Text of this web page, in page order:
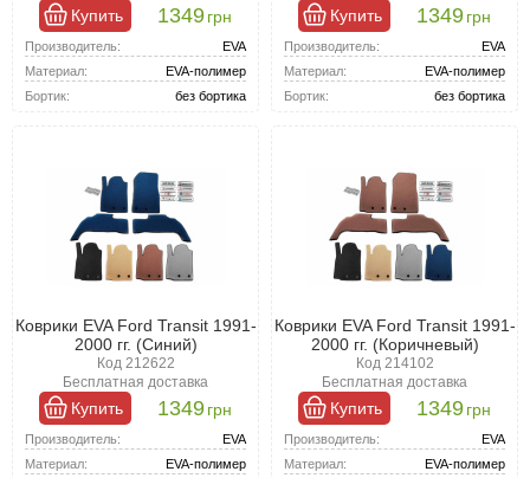
Купить 1349грн
Производитель:
EVA
Материал:
EVA-полимер
Бортик:
без бортика
Купить 1349грн
Производитель:
EVA
Материал:
EVA-полимер
Бортик:
без бортика
Коврики EVA Ford Transit 1991-
2000 гг. (Синий)
Код 212622
Бесплатная доставка
Купить 1349грн
Производитель:
EVA
Материал:
EVA-полимер
Коврики EVA Ford Transit 1991-
2000 гг. (Коричневый)
Код 214102
Бесплатная доставка
Купить 1349грн
Производитель:
EVA
Материал:
EVA-полимер